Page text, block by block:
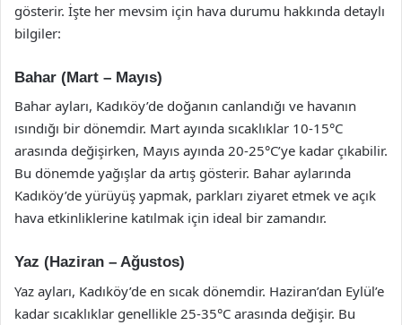
gösterir. İşte her mevsim için hava durumu hakkında detaylı
bilgiler:
Bahar (Mart – Mayıs)
Bahar ayları, Kadıköy’de doğanın canlandığı ve havanın
ısındığı bir dönemdir. Mart ayında sıcaklıklar 10-15°C
arasında değişirken, Mayıs ayında 20-25°C’ye kadar çıkabilir.
Bu dönemde yağışlar da artış gösterir. Bahar aylarında
Kadıköy’de yürüyüş yapmak, parkları ziyaret etmek ve açık
hava etkinliklerine katılmak için ideal bir zamandır.
Yaz (Haziran – Ağustos)
Yaz ayları, Kadıköy’de en sıcak dönemdir. Haziran’dan Eylül’e
kadar sıcaklıklar genellikle 25-35°C arasında değişir. Bu